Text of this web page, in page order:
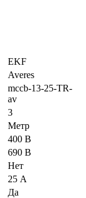
EKF
Averes
mccb-13-25-TR-
av
3
Метр
400 В
690 В
Нет
25 А
Да